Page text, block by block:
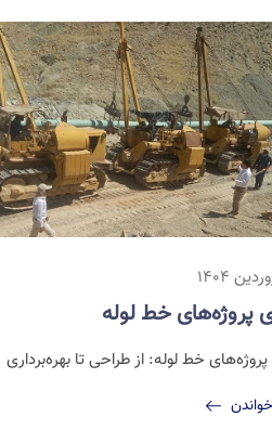
پروژه‌های خط لوله
خط لوله: از طراحی تا بهره‌برداری